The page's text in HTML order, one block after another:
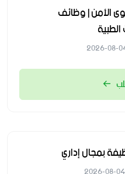
الأمن | وظائف
بمجال إداري